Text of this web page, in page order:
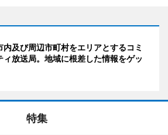
内及び周辺市町村をエリアとするコミ
ィ放送局。地域に根差した情報をゲッ
特集